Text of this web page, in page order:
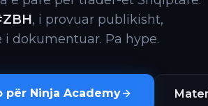
, i provuar publikisht,
i dokumentuar. Pa hype.
për Ninja Academy